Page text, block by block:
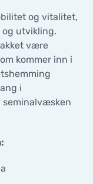
og vitalitet,
utvikling.
være
kommer inn i
i
seminalvæsken